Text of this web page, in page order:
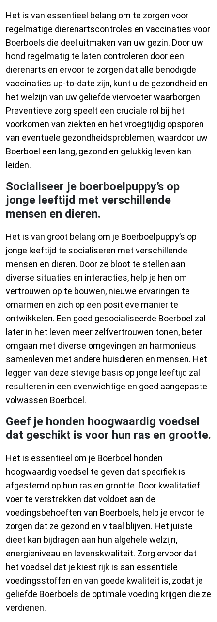
Het is van essentieel belang om te zorgen voor
regelmatige dierenartscontroles en vaccinaties voor
Boerboels die deel uitmaken van uw gezin. Door uw
hond regelmatig te laten controleren door een
dierenarts en ervoor te zorgen dat alle benodigde
vaccinaties up-to-date zijn, kunt u de gezondheid en
het welzijn van uw geliefde viervoeter waarborgen.
Preventieve zorg speelt een cruciale rol bij het
voorkomen van ziekten en het vroegtijdig opsporen
van eventuele gezondheidsproblemen, waardoor uw
Boerboel een lang, gezond en gelukkig leven kan
leiden.
Socialiseer je boerboelpuppy’s op
jonge leeftijd met verschillende
mensen en dieren.
Het is van groot belang om je Boerboelpuppy’s op
jonge leeftijd te socialiseren met verschillende
mensen en dieren. Door ze bloot te stellen aan
diverse situaties en interacties, help je hen om
vertrouwen op te bouwen, nieuwe ervaringen te
omarmen en zich op een positieve manier te
ontwikkelen. Een goed gesocialiseerde Boerboel zal
later in het leven meer zelfvertrouwen tonen, beter
omgaan met diverse omgevingen en harmonieus
samenleven met andere huisdieren en mensen. Het
leggen van deze stevige basis op jonge leeftijd zal
resulteren in een evenwichtige en goed aangepaste
volwassen Boerboel.
Geef je honden hoogwaardig voedsel
dat geschikt is voor hun ras en grootte.
Het is essentieel om je Boerboel honden
hoogwaardig voedsel te geven dat specifiek is
afgestemd op hun ras en grootte. Door kwalitatief
voer te verstrekken dat voldoet aan de
voedingsbehoeften van Boerboels, help je ervoor te
zorgen dat ze gezond en vitaal blijven. Het juiste
dieet kan bijdragen aan hun algehele welzijn,
energieniveau en levenskwaliteit. Zorg ervoor dat
het voedsel dat je kiest rijk is aan essentiële
voedingsstoffen en van goede kwaliteit is, zodat je
geliefde Boerboels de optimale voeding krijgen die ze
verdienen.